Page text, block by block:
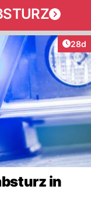
28d
in